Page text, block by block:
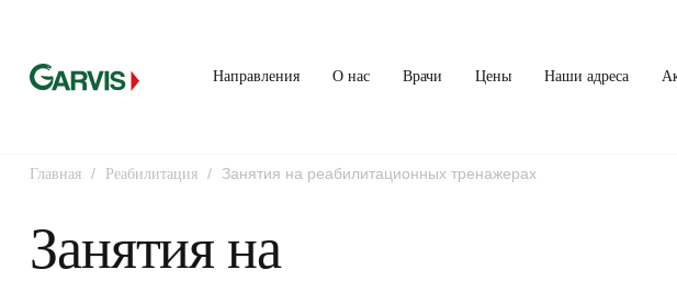
Направления О нас Врачи Цены Наши адреса
Главная / Реабилитация / Занятия на реабилитационных тренажерах
Занятия на